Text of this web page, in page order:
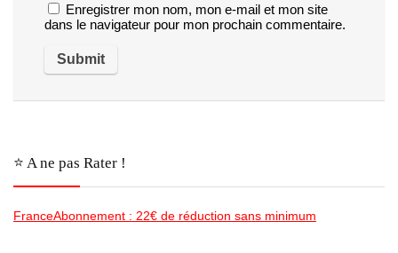
Enregistrer mon nom, mon e-mail et mon site
dans le navigateur pour mon prochain commentaire.
⭐️ A ne pas Rater !
FranceAbonnement : 22€ de réduction sans minimum